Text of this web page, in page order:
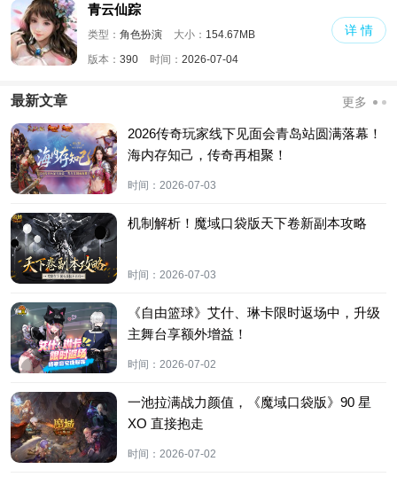
青云仙踪
类型： 角色扮演 大小： 154.67MB
版本： 390 时间： 2026-07-04
详 情
最新文章 更多
2026传奇玩家线下见面会青岛站圆满落幕！
海内存知己，传奇再相聚！
时间： 2026-07-03
机制解析！魔域口袋版天下卷新副本攻略
时间： 2026-07-03
《自由篮球》艾什、琳卡限时返场中，升级
主舞台享额外增益！
时间： 2026-07-02
一池拉满战力颜值，《魔域口袋版》90 星
XO 直接抱走
时间： 2026-07-02